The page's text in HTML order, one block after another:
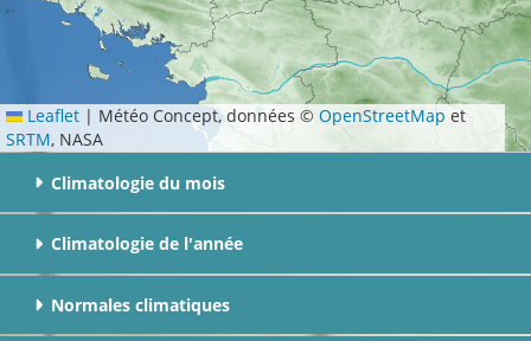
Leaflet | Météo Concept, données ©OpenStreetMap et
SRTM, NASA
Climatologie du mois
Climatologie de l'année
Normales climatiques